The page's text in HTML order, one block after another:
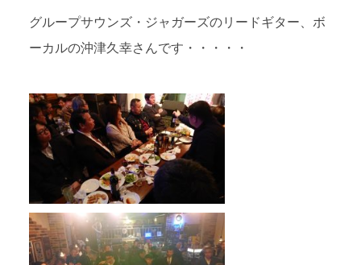
グループサウンズ・ジャガーズのリードギター、ボ
ーカルの沖津久幸さんです・・・・・